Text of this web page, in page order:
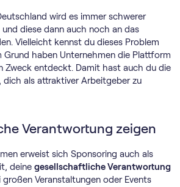
wird es immer schwerer
und diese dann auch noch an das
Vielleicht kennst du dieses Problem
Grund haben Unternehmen die Plattform
Zweck entdeckt. Damit hast auch du die
als attraktiver Arbeitgeber zu
Verantwortung zeigen
erweist sich Sponsoring auch als
deine gesellschaftliche Verantwortung
großen Veranstaltungen oder Events